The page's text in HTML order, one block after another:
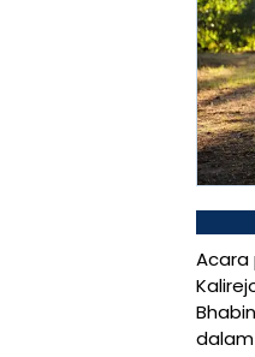
Acara